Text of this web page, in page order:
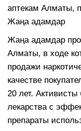
аптекам Алматы,
Жаңа адамдар
Жаңа адамдар
Алматы, в ходе
продажи
качестве
20 лет.
лекарства с
препараты